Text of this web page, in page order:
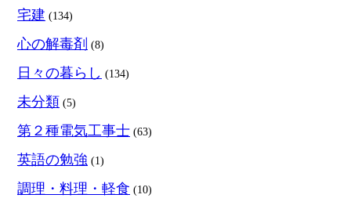
宅建 (134)
心の解毒剤 (8)
日々の暮らし (134)
未分類 (5)
第２種電気工事士 (63)
英語の勉強 (1)
調理・料理・軽食 (10)